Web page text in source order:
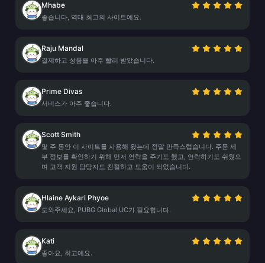
Mhabe
좋습니다, 역대 최고의 사이트예요.
Raju Mandal
결제하고 상품을 아주 빨리 받았습니다.
Prime Divas
서비스가 아주 좋습니다.
Scott Smith
몇 주 동안 이 사이트를 사용해 왔는데 정말 만족스럽습니다. 주문 세
부 정보를 확인하기 위해 먼저 연락을 주기도 했고, 연락하기도 쉬웠으
며 고객 지원 담당자도 친절하고 도움이 되었습니다.
Hlaine Aykari Phyoe
도와주세요, PUBG Global UC가 필요합니다.
Kati
좋아요, 최고예요.